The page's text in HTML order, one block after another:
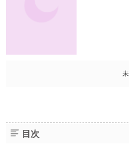
目次